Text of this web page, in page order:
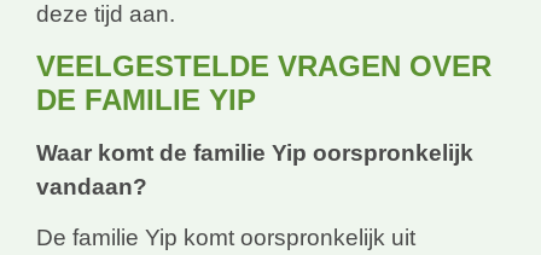
deze tijd aan.
VEELGESTELDE VRAGEN OVER
DE FAMILIE YIP
Waar komt de familie Yip oorspronkelijk
vandaan?
De familie Yip komt oorspronkelijk uit